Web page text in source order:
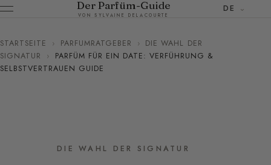
Der Parfüm-Guide
VON SYLVAINE DELACOURTE
DE
STARTSEITE › PARFUMRATGEBER › DIE WAHL DER
SIGNATUR
›
PARFÜM FÜR EIN DATE: VERFÜHRUNG &
SELBSTVERTRAUEN GUIDE
DIE WAHL DER SIGNATUR